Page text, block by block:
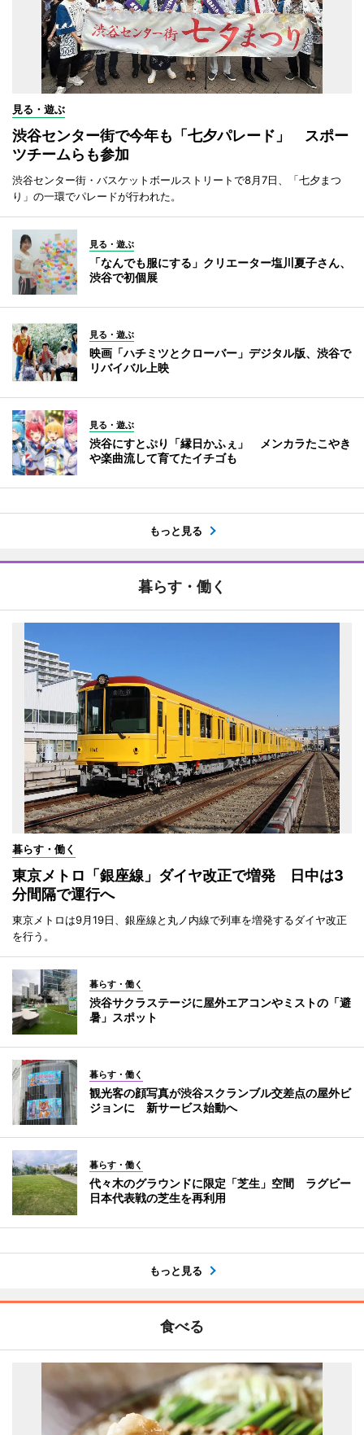
見る・遊ぶ
渋谷センター街で今年も「七夕パレード」 スポー
ツチームらも参加
渋谷センター街・バスケットボールストリートで8月7日、「七夕まつ
り」の一環でパレードが行われた。
見る・遊ぶ
「なんでも服にする」クリエーター塩川夏子さん、
渋谷で初個展
見る・遊ぶ
映画「ハチミツとクローバー」デジタル版、渋谷で
リバイバル上映
見る・遊ぶ
渋谷にすとぷり「縁日かふぇ」 メンカラたこやき
や楽曲流して育てたイチゴも
もっと見る
暮らす・働く
暮らす・働く
東京メトロ「銀座線」ダイヤ改正で増発 日中は3
分間隔で運行へ
東京メトロは9月19日、銀座線と丸ノ内線で列車を増発するダイヤ改正
を行う。
暮らす・働く
渋谷サクラステージに屋外エアコンやミストの「避
暑」スポット
暮らす・働く
観光客の顔写真が渋谷スクランブル交差点の屋外ビ
ジョンに 新サービス始動へ
暮らす・働く
代々木のグラウンドに限定「芝生」空間 ラグビー
日本代表戦の芝生を再利用
もっと見る
食べる